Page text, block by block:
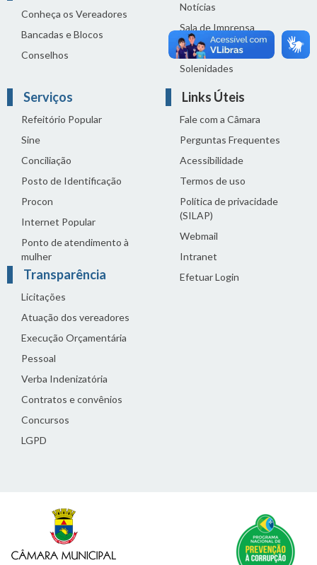
Conheça os Vereadores
Bancadas e Blocos
Conselhos
Notícias
Sala de Imprensa
Vídeos de Reuniões
Solenidades
Serviços
Refeitório Popular
Sine
Conciliação
Posto de Identificação
Procon
Internet Popular
Ponto de atendimento à
mulher
Transparência
Licitações
Atuação dos vereadores
Execução Orçamentária
Pessoal
Verba Indenizatória
Contratos e convênios
Concursos
LGPD
Links Úteis
Fale com a Câmara
Perguntas Frequentes
Acessibilidade
Termos de uso
Política de privacidade
(SILAP)
Webmail
Intranet
Efetuar Login